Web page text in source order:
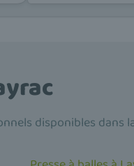
disponibles dans